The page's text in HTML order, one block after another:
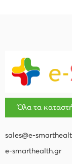
Όλα τα
sales@e-
e-smarthealth.gr